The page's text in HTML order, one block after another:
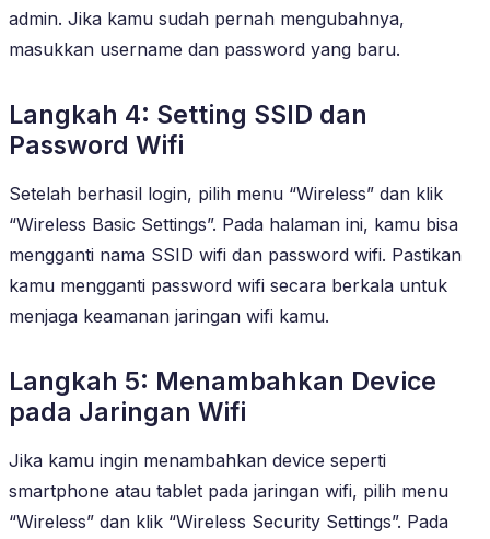
admin. Jika kamu sudah pernah mengubahnya,
masukkan username dan password yang baru.
Langkah 4: Setting SSID dan
Password Wifi
Setelah berhasil login, pilih menu “Wireless” dan klik
“Wireless Basic Settings”. Pada halaman ini, kamu bisa
mengganti nama SSID wifi dan password wifi. Pastikan
kamu mengganti password wifi secara berkala untuk
menjaga keamanan jaringan wifi kamu.
Langkah 5: Menambahkan Device
pada Jaringan Wifi
Jika kamu ingin menambahkan device seperti
smartphone atau tablet pada jaringan wifi, pilih menu
“Wireless” dan klik “Wireless Security Settings”. Pada